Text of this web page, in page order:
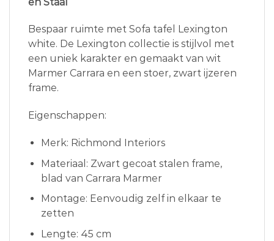
Bespaar ruimte met Sofa tafel Lexington
white. De Lexington collectie is stijlvol met
een uniek karakter en gemaakt van wit
Marmer Carrara en een stoer, zwart ijzeren
frame.
Eigenschappen:
Merk: Richmond Interiors
Materiaal: Zwart gecoat stalen frame,
blad van Carrara Marmer
Montage: Eenvoudig zelf in elkaar te
zetten
Lengte: 45 cm